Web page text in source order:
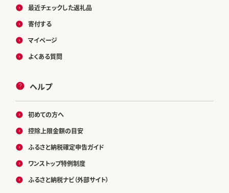
最近チェックした返礼品
寄付する
マイページ
よくある質問
ヘルプ
初めての方へ
控除上限金額の目安
ふるさと納税確定申告ガイド
ワンストップ特例制度
ふるさと納税ナビ（外部サイト）